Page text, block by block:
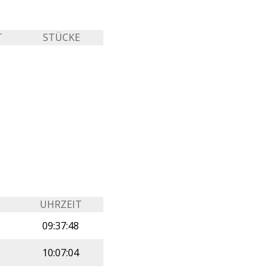
STÜCKE
UHRZEIT
09:37:48
10:07:04